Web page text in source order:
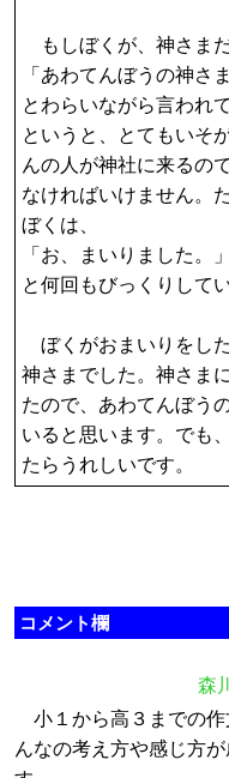
もしぼくが、神さま
「あわてんぼうの神さ
とわらいながら言われ
というと、とてもいそ
んの人が神社に来るの
なければいけません。
ぼくは、
「お、まいりました。」
と何回もびっくりして
ぼくがおまいりをし
神さまでした。神さま
たので、あわてんぼう
いると思います。でも
たらうれしいです。
コメント欄
森
小１から高３までの
んなの考え方や感じ方